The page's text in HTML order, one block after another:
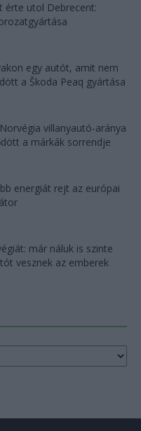
érte utol Debrecent:
egy autót, amit nem
a Škoda Peaq gyártása
villanyautó-aránya
a márkák sorrendje
energiát rejt az európai
már náluk is szinte
vesznek az emberek